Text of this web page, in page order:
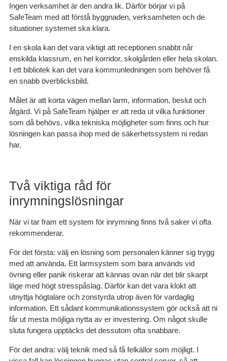
Ingen verksamhet är den andra lik. Därför börjar vi på
SafeTeam med att förstå byggnaden, verksamheten och de
situationer systemet ska klara.
I en skola kan det vara viktigt att receptionen snabbt når
enskilda klassrum, en hel korridor, skolgården eller hela skolan.
I ett bibliotek kan det vara kommunledningen som behöver få
en snabb överblicksbild.
Målet är att korta vägen mellan larm, information, beslut och
åtgärd. Vi på SafeTeam hjälper er att reda ut vilka funktioner
som då behövs, vilka tekniska möjligheter som finns och hur
lösningen kan passa ihop med de säkerhetssystem ni redan
har.
Två viktiga råd för
inrymningslösningar
När vi tar fram ett system för inrymning finns två saker vi ofta
rekommenderar.
För det första: välj en lösning som personalen känner sig trygg
med att använda. Ett larmsystem som bara används vid
övning eller panik riskerar att kännas ovan när det blir skarpt
läge med högt stresspåslag. Därför kan det vara klokt att
utnyttja högtalare och zonstyrda utrop även för vardaglig
information. Ett sådant kommunikationssystem gör också att ni
får ut mesta möjliga nytta av er investering. Om något skulle
sluta fungera upptäcks det dessutom ofta snabbare.
För det andra: välj teknik med så få felkällor som möjligt. I